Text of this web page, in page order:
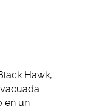
Hawk,
en un